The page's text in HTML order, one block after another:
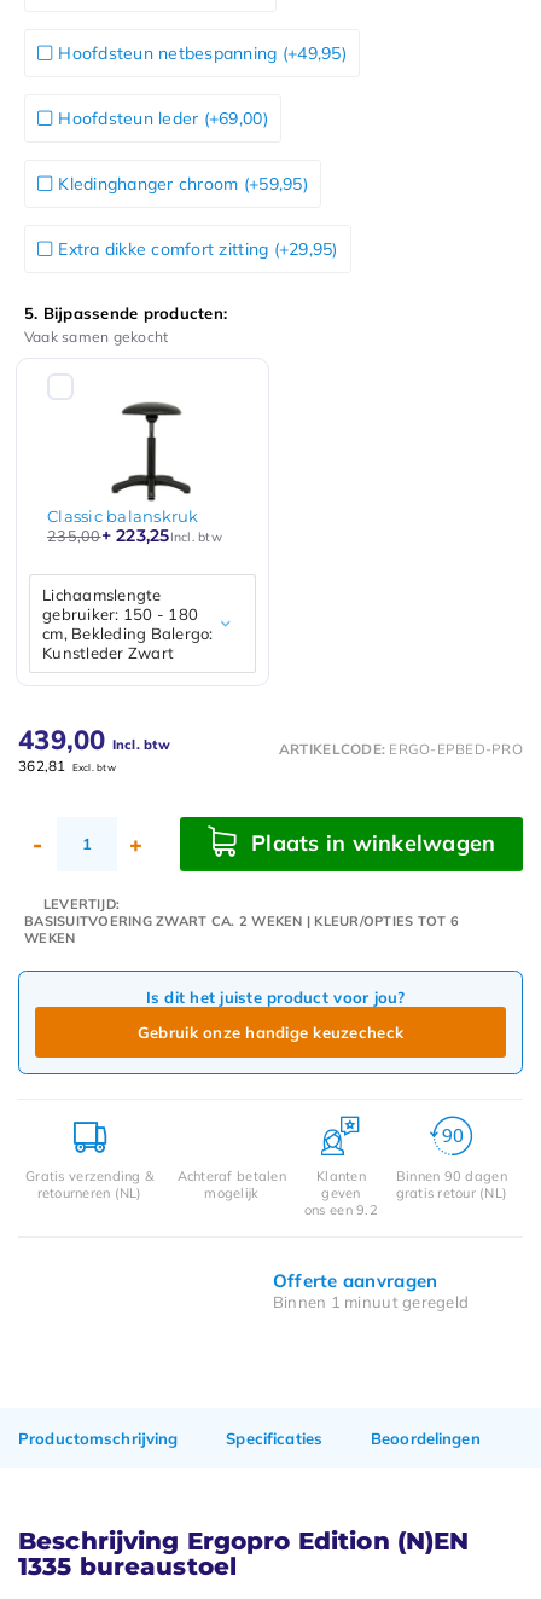
Hoofdsteun netbespanning (+49,95)
Hoofdsteun leder (+69,00)
Kledinghanger chroom (+59,95)
Extra dikke comfort zitting (+29,95)
5. Bijpassende producten:
Vaak samen gekocht
Classic balanskruk
235,00+ 223,25Incl. btw
Lichaamslengte
gebruiker: 150 - 180
cm, Bekleding Balergo:
Kunstleder Zwart
439,00 Incl. btw
362,81 Excl. btw
ARTIKELCODE: ERGO-EPBED-PRO
- + Plaats in winkelwagen
LEVERTIJD:
BASISUITVOERING ZWART CA. 2 WEKEN | KLEUR/OPTIES TOT 6
WEKEN
Is dit het juiste product voor jou?
Gebruik onze handige keuzecheck
Gratis verzending &
retourneren (NL)
Achteraf betalen
mogelijk
Klanten
geven
ons een 9.2
Binnen 90 dagen
gratis retour (NL)
Offerte aanvragen
Binnen 1 minuut geregeld
Productomschrijving Specificaties Beoordelingen
Beschrijving Ergopro Edition (N)EN
1335 bureaustoel